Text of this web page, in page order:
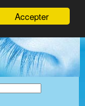
Accepter